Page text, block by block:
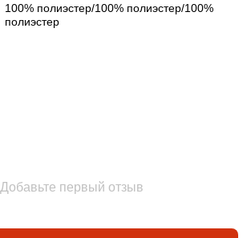
100% полиэстер/100% полиэстер/100%
полиэстер
Добавьте первый отзыв